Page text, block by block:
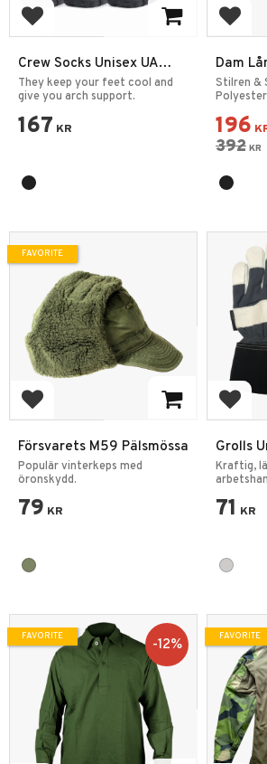
Add to favorites
Crew Socks Unisex UA
Performance Tech 3-Pack
Large
They keep your feet cool and
give you arch support.
167 KR
Add
Dam
Stilren &
196
392 KR
Add to favorites
Försvarets M59 Pälsmössa
Populär vinterkeps med
öronskydd.
79 KR
FAVORITE
Add
Grolls
Kraftig,
71 KR
12%
FAVORITE FAVORITE